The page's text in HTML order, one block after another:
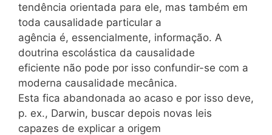
tendência orientada para ele, mas também em
toda causalidade particular a
agência é, essencialmente, informação. A
doutrina escolástica da causalidade
eficiente não pode por isso confundir-se com a
moderna causalidade mecânica.
Esta fica abandonada ao acaso e por isso deve,
p. ex., Darwin, buscar depois novas leis
capazes de explicar a origem